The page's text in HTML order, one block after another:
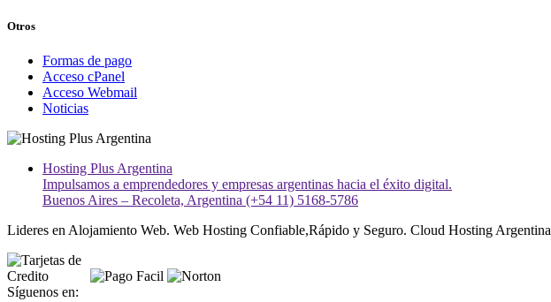
Otros
Formas de pago
Acceso cPanel
Acceso Webmail
Noticias
Hosting Plus Argentina
Impulsamos a emprendedores y empresas argentinas hacia el éxito digital.
Buenos Aires – Recoleta, Argentina (+54 11) 5168-5786
Lideres en Alojamiento Web. Web Hosting Confiable,Rápido y Seguro. Cloud Hosting Argentina
Síguenos en: